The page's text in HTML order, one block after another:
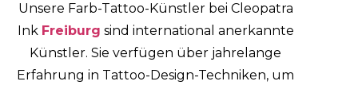
Unsere Farb-Tattoo-Künstler bei Cleopatra
Ink Freiburg sind international anerkannte
Künstler. Sie verfügen über jahrelange
Erfahrung in Tattoo-Design-Techniken, um